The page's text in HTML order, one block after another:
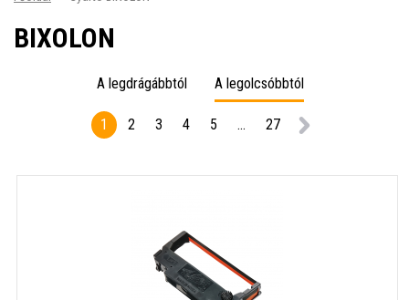
BIXOLON
A legdrágábbtól A legolcsóbbtól
1 2 3 4 5 ... 27